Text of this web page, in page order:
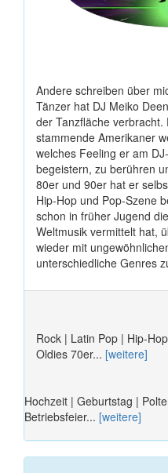
Andere schreiben über
Tänzer hat DJ Meiko
der Tanzfläche verbracht.
stammende Amerikaner
welches Feeling er am
begeistern, zu berühren
80er und 90er hat er
Hip-Hop und Pop-Szene
schon in früher Jugend
Weltmusik vermittelt hat,
wieder mit
unterschiedliche Genres
Rock | Latin Pop | Hip-
Oldies 70er... [weitere]
Hochzeit | Geburtstag |
Betriebsfeier... [weitere]